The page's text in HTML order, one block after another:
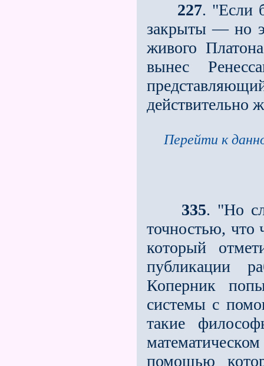
227. "Если
закрыты — но
живого
вынес
действительно
Перейти к
335. "Но
точностью, что
который
публикации
Коперник
системы с
такие
помощью